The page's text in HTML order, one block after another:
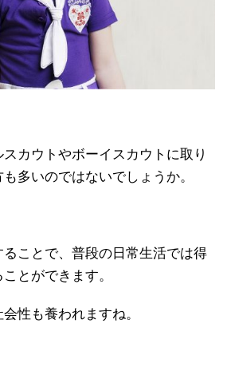
カウトやボーイスカウトに取り
多いのではないでしょうか。
ことで、普段の日常生活では得
とができます。
性も養われますね。